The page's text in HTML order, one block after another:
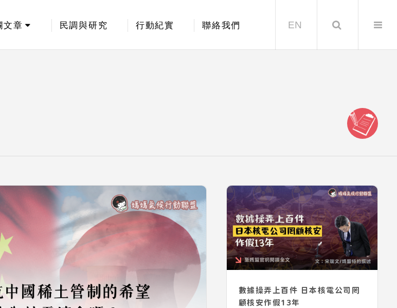
文章 民調與研究 行動紀實 聯絡我們 EN Search
數據操弄上百件 日本核電公司罔
顧核安作假13年